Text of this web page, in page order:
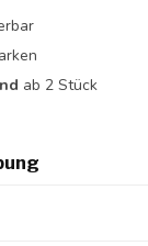
ab 2 Stück